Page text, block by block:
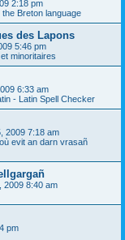
2:18 pm
Breton language
des Lapons
5:46 pm
minoritaires
6:33 am
- Latin Spell Checker
2009 7:18 am
evit an darn vrasañ
2009 8:40 am
pm